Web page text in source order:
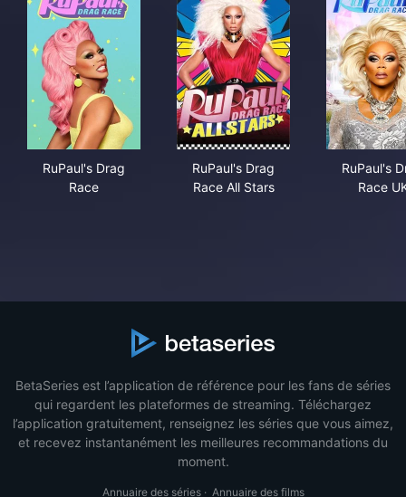
RuPaul's Drag
Race
RuPaul's Drag
Race All Stars
RuPaul's
Race
BetaSeries est l’application de référence pour les fans de séries
qui regardent les plateformes de streaming. Téléchargez
l’application gratuitement, renseignez les séries que vous aimez,
et recevez instantanément les meilleures recommandations du
moment.
Annuaire des séries· Annuaire des films